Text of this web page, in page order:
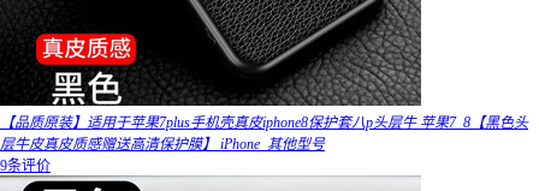
【品质原装】适用于苹果7plus手机壳真皮iphone8保护套八p头层牛 苹果7_8【黑色头
层牛皮真皮质感赠送高清保护膜】 iPhone_其他型号
9条评价